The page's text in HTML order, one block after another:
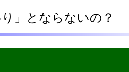
」とならないの？